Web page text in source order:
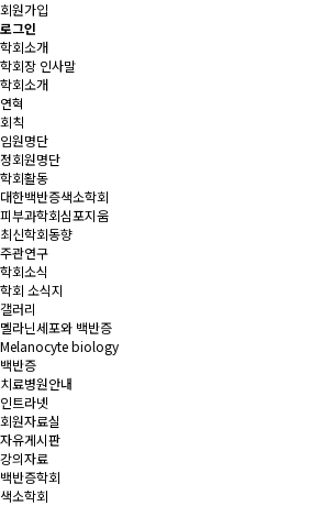
회원가입
로그인
학회소개
학회장 인사말
학회소개
연혁
회칙
임원명단
정회원명단
학회활동
대한백반증색소학회
피부과학회심포지움
최신학회동향
주관연구
학회소식
학회 소식지
갤러리
멜라닌세포와 백반증
Melanocyte biology
백반증
치료병원안내
인트라넷
회원자료실
자유게시판
강의자료
백반증학회
색소학회